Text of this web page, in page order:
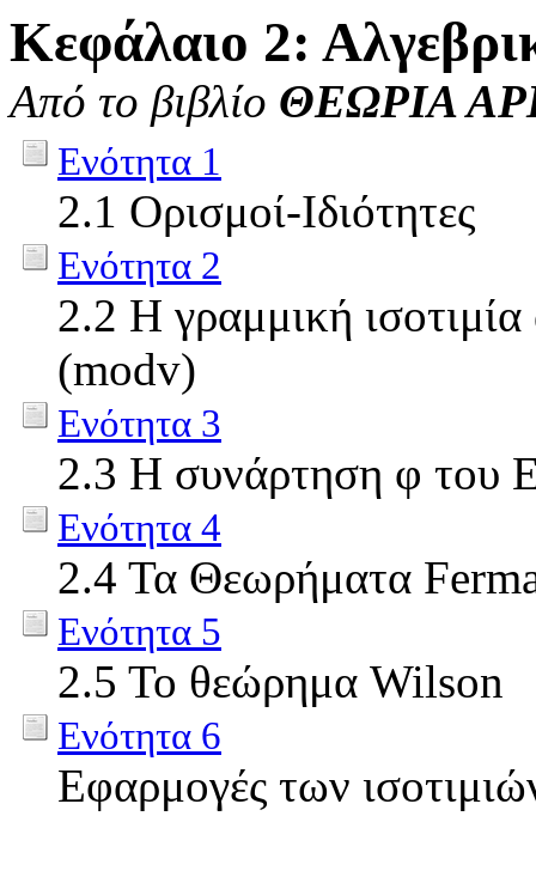
Κεφάλαιο 2:
Από το βιβλίο ΘΕΩΡΙΑ
Ενότητα 1
2.1 Ορισμοί-Ιδιότητες
Ενότητα 2
2.2 Η γραμμική
(modv)
Ενότητα 3
2.3 Η συνάρτηση φ του
Ενότητα 4
2.4 Τα Θεωρήματα
Ενότητα 5
2.5 Το θεώρημα Wilson
Ενότητα 6
Εφαρμογές των